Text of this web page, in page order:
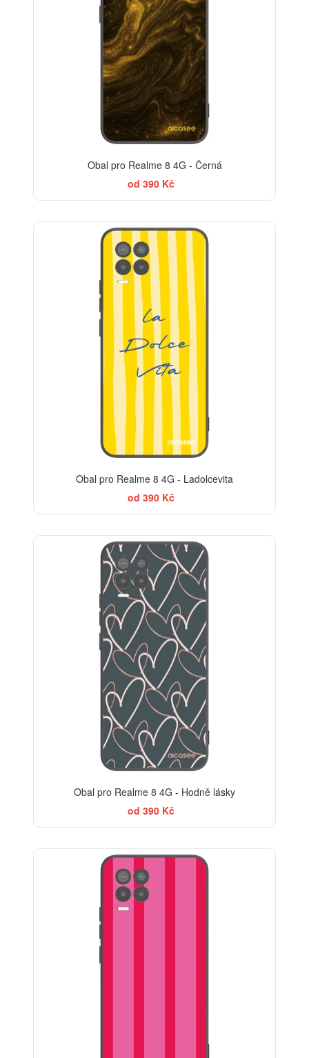
Obal pro Realme 8 4G - Černá
od 390 Kč
Obal pro Realme 8 4G - Ladolcevita
od 390 Kč
Obal pro Realme 8 4G - Hodně lásky
od 390 Kč